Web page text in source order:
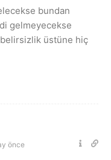
bundan
gelmeyecekse
üstüne hiç
önce